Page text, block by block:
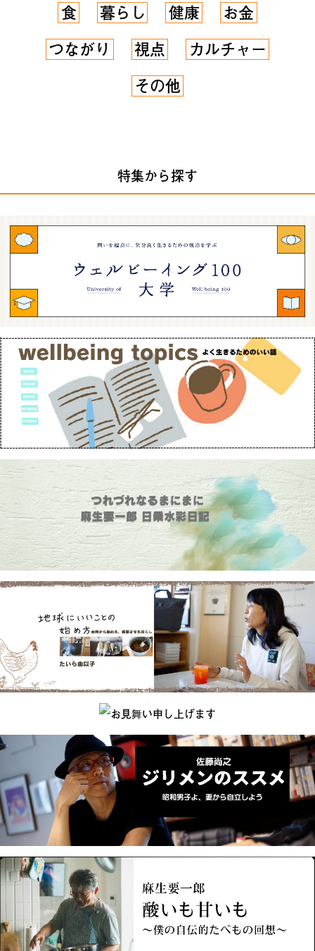
食 暮らし 健康
お金
つながり
視点
カルチャー
その他
特集から探す